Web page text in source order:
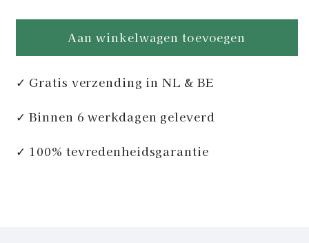
of
of
Honor
Aan winkelwagen toevoegen
✓ Gratis verzending in NL & BE
✓ Binnen 6 werkdagen geleverd
✓ 100% tevredenheidsgarantie